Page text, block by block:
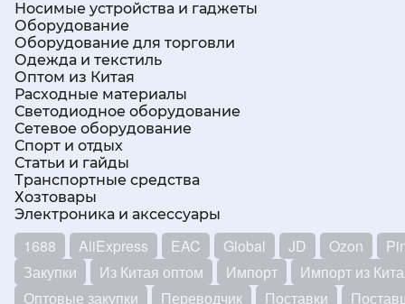
Носимые устройства и гаджеты
Оборудование
Оборудование для торговли
Одежда и текстиль
Оптом из Китая
Расходные материалы
Светодиодное оборудование
Сетевое оборудование
Спорт и отдых
Статьи и гайды
Транспортные средства
Хозтовары
Электроника и аксессуары
1688 AliExpress EAC Global JD Ozon
Закупки
Из Китая оптом Импорт
Импорт из
Оптовые закупки
Переводчик Поставки